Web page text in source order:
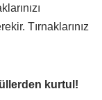
Tırnaklarınız
kurtul!